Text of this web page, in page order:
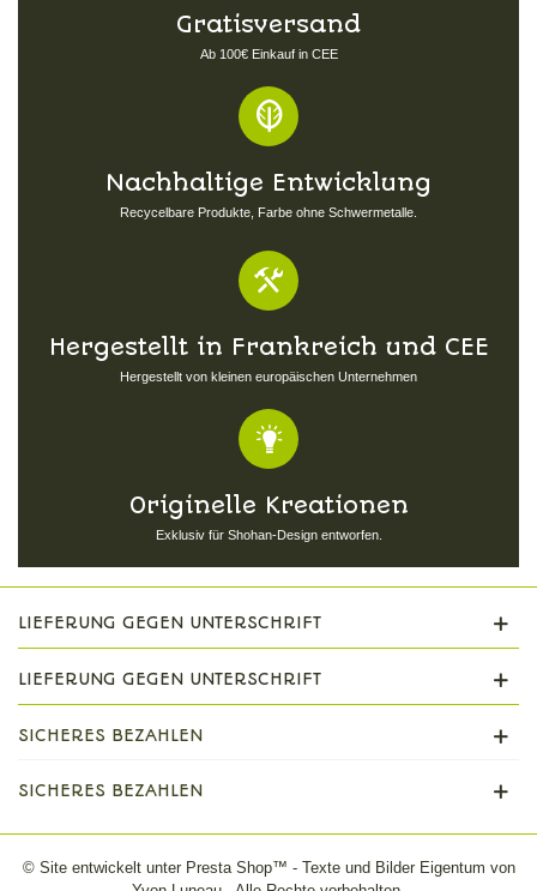
Gratisversand
Ab 100€ Einkauf in CEE
Nachhaltige Entwicklung
Recycelbare Produkte, Farbe ohne Schwermetalle.
Hergestellt in Frankreich und CEE
Hergestellt von kleinen europäischen Unternehmen
Originelle Kreationen
Exklusiv für Shohan-Design entworfen.
LIEFERUNG GEGEN UNTERSCHRIFT
LIEFERUNG GEGEN UNTERSCHRIFT
SICHERES BEZAHLEN
SICHERES BEZAHLEN
© Site entwickelt unter Presta Shop™ - Texte und Bilder Eigentum von